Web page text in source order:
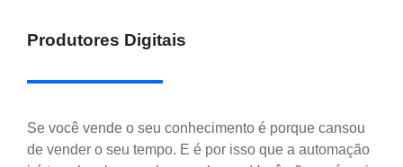
Produtores Digitais
Se você vende o seu conhecimento é porque cansou
de vender o seu tempo. E é por isso que a automação